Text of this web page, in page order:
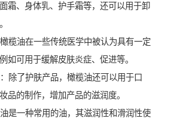
霜、身体乳、护手霜等，还可以用于卸
榄油在一些传统医学中被认为具有一定
如可用于缓解皮肤炎症、促进等。
除了护肤产品，橄榄油还可以用于口
品的制作，增加产品的滋润度。
是一种常用的油，其滋润性和滑润性使